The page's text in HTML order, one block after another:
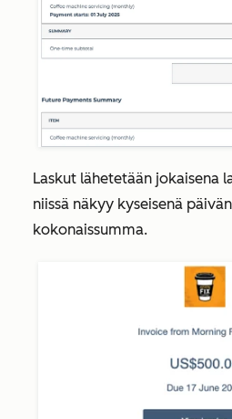
Laskut lähetetään jokaisena
niissä näkyy kyseisenä
kokonaissumma.